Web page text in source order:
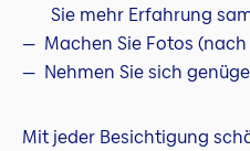
Sie mehr Erfahrung
Machen Sie Fotos
Nehmen Sie sich
Mit jeder Besichtigung